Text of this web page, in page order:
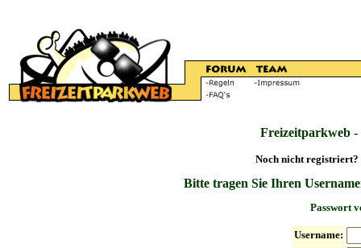
Freizeitparkweb
Noch nicht registriert?
Bitte tragen Sie Ihren
Passwort
Username: